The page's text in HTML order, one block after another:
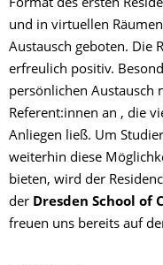
Format des ersten
und in virtuellen
Austausch geboten. Die
erfreulich positiv.
persönlichen Austausch
Referent:innen an , die
Anliegen ließ. Um
weiterhin diese
bieten, wird der
der Dresden School of
freuen uns bereits auf